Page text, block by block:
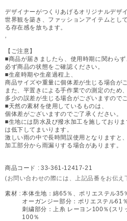
デザイナーがつくりあげるオリジナルデザ
世界観を築き、ファッションアイテムとし
る存在感を放ちます。
【ご注意】
■商品が届きましたら、使用時期に関わらず
必ず商品の状態をご確認ください。
■生産時期や生産過程上、
商品サイズや重量に個体差が生じる場合が
また、平置きによる手作業での測定のため、
多少の誤差が生じる場合がございますので
■天然の素材を使用しているものは、
個体差がございますのでご了承ください。
■生地には防水及び撥水加工を施しており
は低下してまいります。
激しい雨の中で長時間誤使用となりますと
加工部分から雨漏りする場合があります。
商品コード : 33-361-12417-21
(お問い合わせの際には、上記品番をお伝え
素材 : 本体生地：綿65％、ポリエステル35
オーガンジー部分：ポリエステル61
刺繍部分：上糸 レーヨン100％(スリ
100％